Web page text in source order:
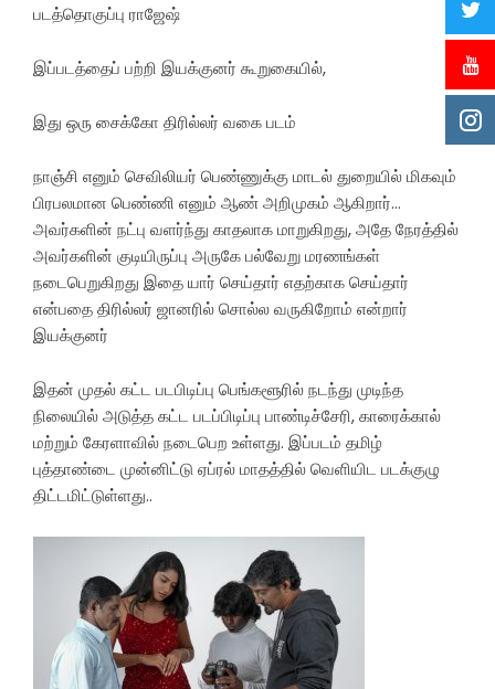
படத்தொகுப்பு ராஜேஷ்
இப்படத்தைப் பற்றி இயக்குனர் கூறுகையில்,
இது ஒரு சைக்கோ திரில்லர் வகை படம்
நாஞ்சி எனும் செவிலியர் பெண்ணுக்கு மாடல் துறையில் மிகவும்
பிரபலமான பெண்ணி எனும் ஆண் அறிமுகம் ஆகிறார்…
அவர்களின் நட்பு வளர்ந்து காதலாக மாறுகிறது, அதே நேரத்தில்
அவர்களின் குடியிருப்பு அருகே பல்வேறு மரணங்கள்
நடைபெறுகிறது இதை யார் செய்தார் எதற்காக செய்தார்
என்பதை திரில்லர் ஜானரில் சொல்ல வருகிறோம் என்றார்
இயக்குனர்
இதன் முதல் கட்ட படபிடிப்பு பெங்களூரில் நடந்து முடிந்த
நிலையில் அடுத்த கட்ட படப்பிடிப்பு பாண்டிச்சேரி, காரைக்கால்
மற்றும் கேரளாவில் நடைபெற உள்ளது. இப்படம் தமிழ்
புத்தாண்டை முன்னிட்டு ஏப்ரல் மாதத்தில் வெளியிட படக்குழு
திட்டமிட்டுள்ளது..